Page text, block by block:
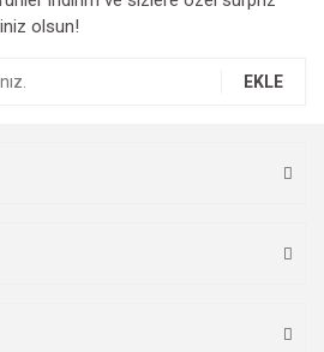
olsun!
EKLE